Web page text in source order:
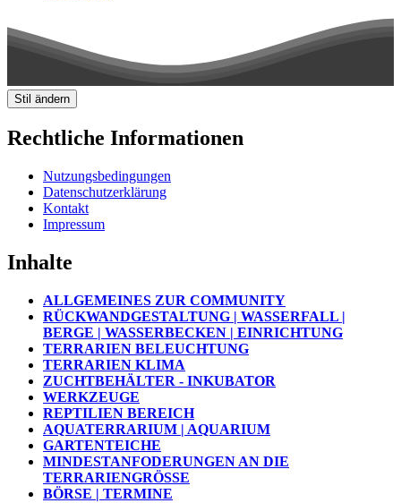
Stil ändern
Rechtliche Informationen
Nutzungsbedingungen
Datenschutzerklärung
Kontakt
Impressum
Inhalte
ALLGEMEINES ZUR COMMUNITY
RÜCKWANDGESTALTUNG | WASSERFALL |
BERGE | WASSERBECKEN | EINRICHTUNG
TERRARIEN BELEUCHTUNG
TERRARIEN KLIMA
ZUCHTBEHÄLTER - INKUBATOR
WERKZEUGE
REPTILIEN BEREICH
AQUATERRARIUM | AQUARIUM
GARTENTEICHE
MINDESTANFODERUNGEN AN DIE
TERRARIENGRÖSSE
BÖRSE | TERMINE